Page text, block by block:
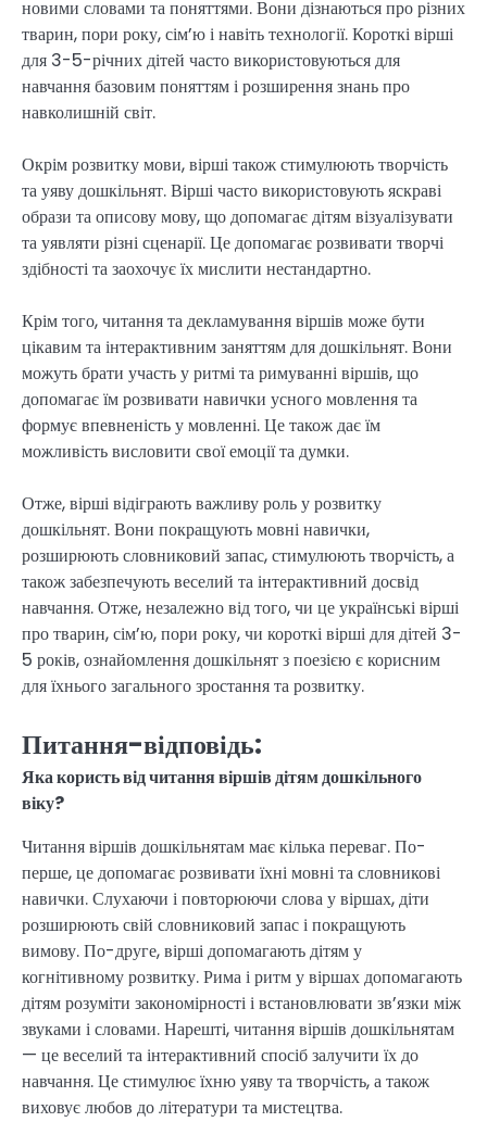
новими словами та поняттями. Вони дізнаються про різних
тварин, пори року, сім’ю і навіть технології. Короткі вірші
для 3-5-річних дітей часто використовуються для
навчання базовим поняттям і розширення знань про
навколишній світ.
Окрім розвитку мови, вірші також стимулюють творчість
та уяву дошкільнят. Вірші часто використовують яскраві
образи та описову мову, що допомагає дітям візуалізувати
та уявляти різні сценарії. Це допомагає розвивати творчі
здібності та заохочує їх мислити нестандартно.
Крім того, читання та декламування віршів може бути
цікавим та інтерактивним заняттям для дошкільнят. Вони
можуть брати участь у ритмі та римуванні віршів, що
допомагає їм розвивати навички усного мовлення та
формує впевненість у мовленні. Це також дає їм
можливість висловити свої емоції та думки.
Отже, вірші відіграють важливу роль у розвитку
дошкільнят. Вони покращують мовні навички,
розширюють словниковий запас, стимулюють творчість, а
також забезпечують веселий та інтерактивний досвід
навчання. Отже, незалежно від того, чи це українські вірші
про тварин, сім’ю, пори року, чи короткі вірші для дітей 3-
5 років, ознайомлення дошкільнят з поезією є корисним
для їхнього загального зростання та розвитку.
Питання-відповідь:
Яка користь від читання віршів дітям дошкільного
віку?
Читання віршів дошкільнятам має кілька переваг. По-
перше, це допомагає розвивати їхні мовні та словникові
навички. Слухаючи і повторюючи слова у віршах, діти
розширюють свій словниковий запас і покращують
вимову. По-друге, вірші допомагають дітям у
когнітивному розвитку. Рима і ритм у віршах допомагають
дітям розуміти закономірності і встановлювати зв’язки між
звуками і словами. Нарешті, читання віршів дошкільнятам
— це веселий та інтерактивний спосіб залучити їх до
навчання. Це стимулює їхню уяву та творчість, а також
виховує любов до літератури та мистецтва.